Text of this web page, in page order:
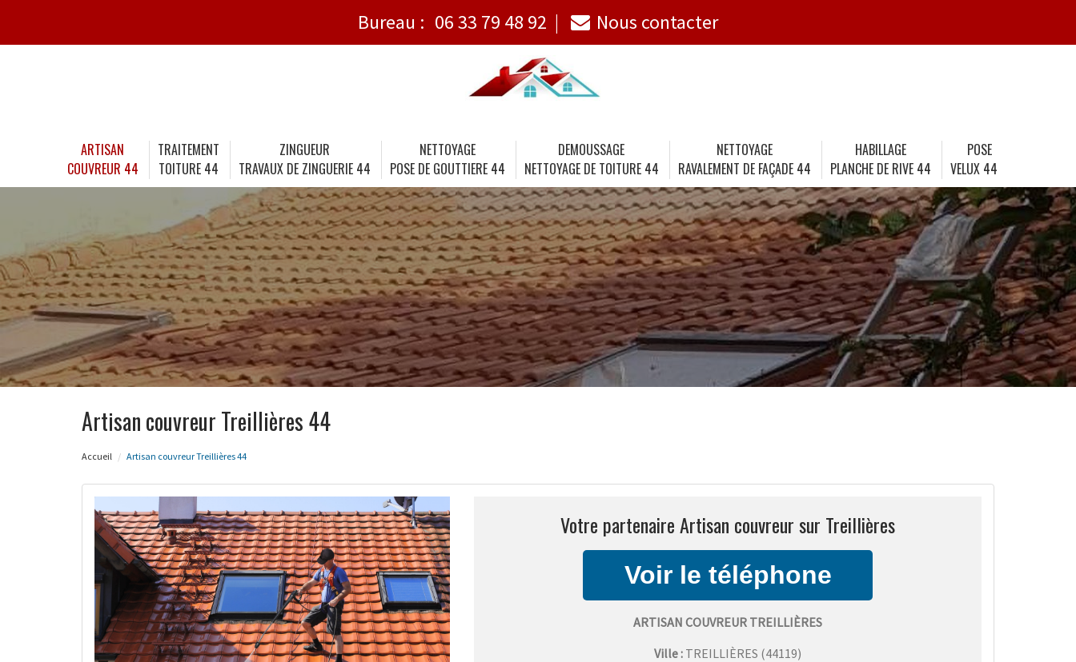
Bureau : 06 33 79 48 92 Nous contacter
ARTISAN
COUVREUR 44
TRAITEMENT
TOITURE 44
ZINGUEUR
TRAVAUX DE ZINGUERIE 44
NETTOYAGE
POSE DE GOUTTIERE 44
DEMOUSSAGE
NETTOYAGE DE TOITURE 44
NETTOYAGE
RAVALEMENT DE FAÇADE 44
HABILLAGE
PLANCHE DE RIVE 44
POSE
VELUX 44
Artisan couvreur Treillières 44
Accueil Artisan couvreur Treillières 44
Votre partenaire Artisan couvreur sur Treillières
ARTISAN COUVREUR TREILLIÈRES
Ville : TREILLIÈRES (44119)